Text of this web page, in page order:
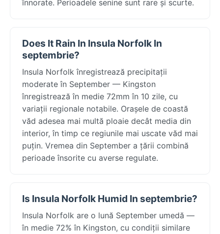
înnorate. Perioadele senine sunt rare și scurte.
Does It Rain In Insula Norfolk In
septembrie?
Insula Norfolk înregistrează precipitații
moderate în September — Kingston
înregistrează în medie 72mm în 10 zile, cu
variații regionale notabile. Orașele de coastă
văd adesea mai multă ploaie decât media din
interior, în timp ce regiunile mai uscate văd mai
puțin. Vremea din September a țării combină
perioade însorite cu averse regulate.
Is Insula Norfolk Humid In septembrie?
Insula Norfolk are o lună September umedă —
în medie 72% în Kingston, cu condiții similare